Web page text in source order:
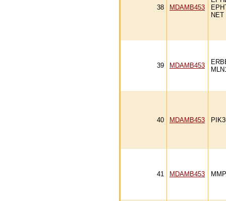
38 MDAMB453
NET
39 MDAMB453
40 MDAMB453
41 MDAMB453